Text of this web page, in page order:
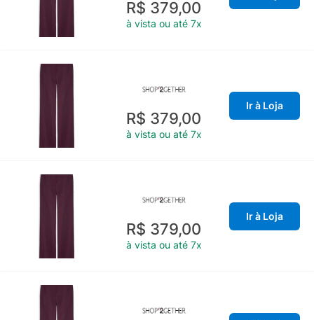
R$ 379,00
à vista ou até 7x
R$ 379,00
à vista ou até 7x
Ir à Loja
R$ 379,00
à vista ou até 7x
Ir à Loja